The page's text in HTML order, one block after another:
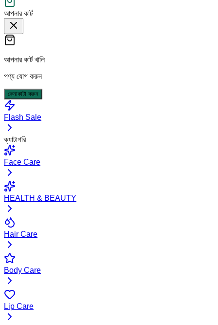
আপনার কার্ট
আপনার কার্ট খালি
পণ্য যোগ করুন
কেনাকাটা করুন
Flash Sale
ক্যাটাগরি
Face Care
HEALTH & BEAUTY
Hair Care
Body Care
Lip Care